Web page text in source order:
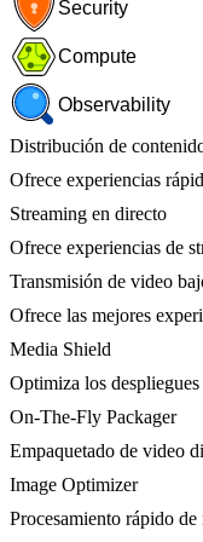
Security
Compute
Observability
Distribución de
Ofrece experiencias
Streaming en directo
Ofrece experiencias de
Transmisión de video
Ofrece las mejores
Media Shield
Optimiza los
On-The-Fly Packager
Empaquetado de video
Image Optimizer
Procesamiento rápido de